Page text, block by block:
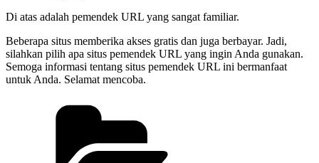
Di atas adalah pemendek URL yang sangat familiar.
Beberapa situs memberika akses gratis dan juga berbayar. Jadi,
silahkan pilih apa situs pemendek URL yang ingin Anda gunakan.
Semoga informasi tentang situs pemendek URL ini bermanfaat
untuk Anda. Selamat mencoba.